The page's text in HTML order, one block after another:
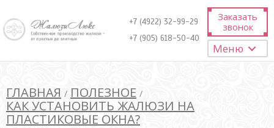
+7 (4922) 32-99-29
+7 (905) 618-50-40
Заказать
звонок
Меню
ГЛАВНАЯ / ПОЛЕЗНОЕ /
КАК УСТАНОВИТЬ ЖАЛЮЗИ НА
ПЛАСТИКОВЫЕ ОКНА?